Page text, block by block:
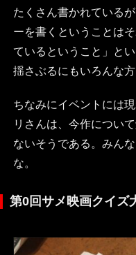
たくさん書かれている
ーを書くということは
ているということ」と
揺さぶるにもいろんな
ちなみにイベントには
リさんは、今作につい
ないそうである。みん
な。
第0回サメ映画クイズ